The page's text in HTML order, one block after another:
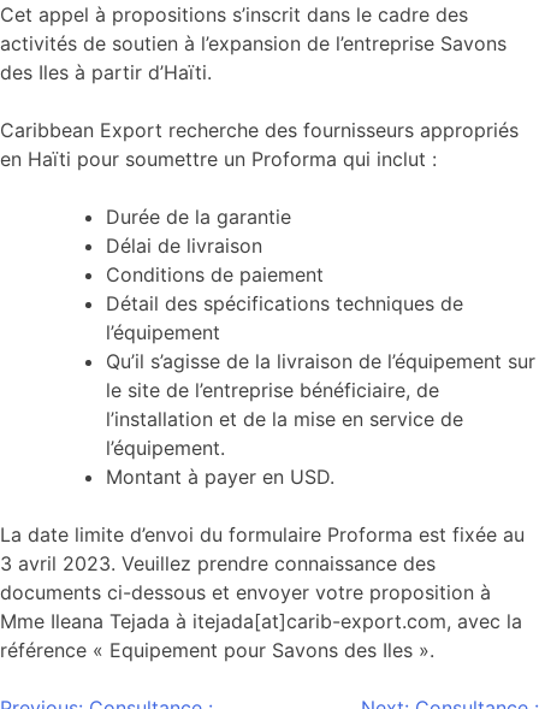
Cet appel à propositions s’inscrit dans le cadre des
activités de soutien à l’expansion de l’entreprise Savons
des Iles à partir d’Haïti.
Caribbean Export recherche des fournisseurs appropriés
en Haïti pour soumettre un Proforma qui inclut :
Durée de la garantie
Délai de livraison
Conditions de paiement
Détail des spécifications techniques de
l’équipement
Qu’il s’agisse de la livraison de l’équipement sur
le site de l’entreprise bénéficiaire, de
l’installation et de la mise en service de
l’équipement.
Montant à payer en USD.
La date limite d’envoi du formulaire Proforma est fixée au
3 avril 2023. Veuillez prendre connaissance des
documents ci-dessous et envoyer votre proposition à
Mme Ileana Tejada à itejada[at]carib-export.com, avec la
référence « Equipement pour Savons des Iles ».